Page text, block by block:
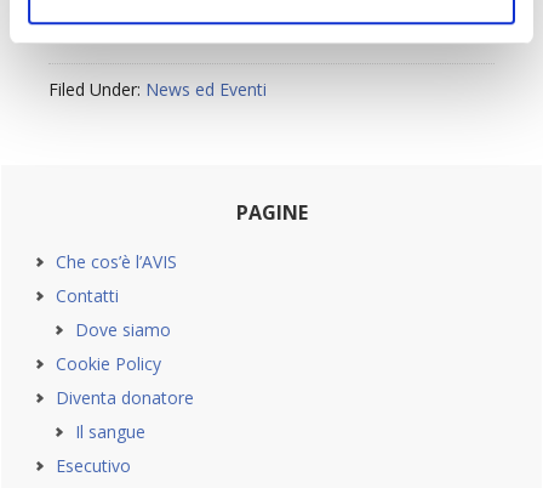
Filed Under: News ed Eventi
Sidebar
PAGINE
Che cos’è l’AVIS
Contatti
Dove siamo
Cookie Policy
Diventa donatore
Il sangue
Esecutivo